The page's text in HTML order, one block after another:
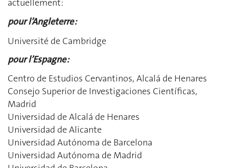
pour l’Angleterre :
Université de Cambridge
pour l’Espagne :
Centro de Estudios Cervantinos, Alcalá de Henares
Consejo Superior de Investigaciones Científicas,
Madrid
Universidad de Alcalá de Henares
Universidad de Alicante
Universidad Autónoma de Barcelona
Universidad Autónoma de Madrid